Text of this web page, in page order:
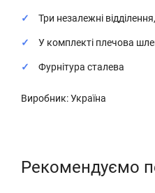
Три незалежні
У комплекті плечова
Фурнітура сталева
Виробник: Україна
Рекомендуємо